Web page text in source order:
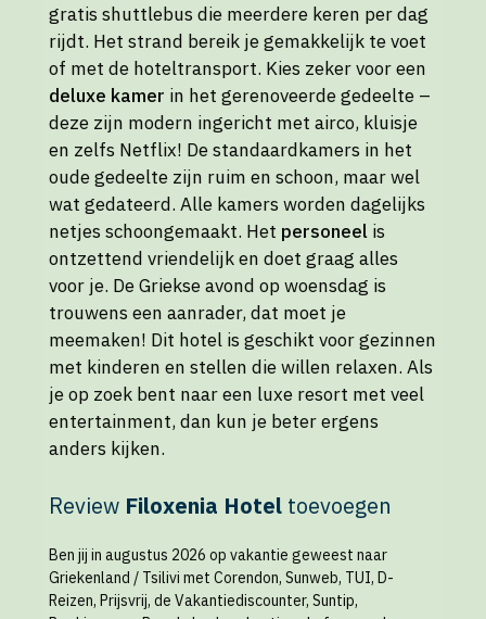
gratis shuttlebus die meerdere keren per dag
rijdt. Het strand bereik je gemakkelijk te voet
of met de hoteltransport. Kies zeker voor een
deluxe kamer in het gerenoveerde gedeelte –
deze zijn modern ingericht met airco, kluisje
en zelfs Netflix! De standaardkamers in het
oude gedeelte zijn ruim en schoon, maar wel
wat gedateerd. Alle kamers worden dagelijks
netjes schoongemaakt. Het personeel is
ontzettend vriendelijk en doet graag alles
voor je. De Griekse avond op woensdag is
trouwens een aanrader, dat moet je
meemaken! Dit hotel is geschikt voor gezinnen
met kinderen en stellen die willen relaxen. Als
je op zoek bent naar een luxe resort met veel
entertainment, dan kun je beter ergens
anders kijken.
Review Filoxenia Hotel toevoegen
Ben jij in augustus 2026 op vakantie geweest naar
Griekenland / Tsilivi met Corendon, Sunweb, TUI, D-
Reizen, Prijsvrij, de Vakantiediscounter, Suntip,